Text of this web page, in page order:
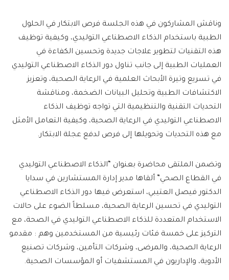
وناقش المشاركون في هذه الجلسة فرص الابتكار في الحلول
الطبية باستخدام الذكاء الاصطناعي التوليدي، وكيفية توظيف
هذه التقنيات لتطوير علاجات جديدة وتحسين الكفاءة في
العمليات الطبية إلى جانب تناول دور الذكاء الاصطناعي التوليدي
في تسريع وتيرة الأبحاث العلمية في الرعاية الصحية، وتعزيز
الاكتشافات الطبية وتحليل البيانات الضخمة، ومناقشة
التحديات التقنية والتنظيمية التي تواجه توظيف الذكاء
الاصطناعي التوليدي في الرعاية الصحية، وكيفية التعامل الأمثل
مع هذه التحديات وتحويلها إلى فرص لدفع عجلة الابتكار.
وتضمن الملتقى محاضرة بعنوان “الذكاء الاصطناعي التوليدي
في القطاع الصحي” ألقاها مدير إدارة المستشارين في سدايا
الدكتور فيصل العتيبي، استعرض فيها دور الذكاء الاصطناعي
التوليدي في تحسين الرعاية الصحية، مسلطاً الضوء على حالات
الاستخدام المتعددة للذكاء الاصطناعي التوليدي في الصحة، مع
التركيز على خمسة فئات رئيسية من المستخدمين وهم : مقدمو
الرعاية الصحية، والمرضى، وشركات التأمين، وشركات تصنيع
الأدوية، والإداريون في المستشفيات أو المؤسسات الصحية.